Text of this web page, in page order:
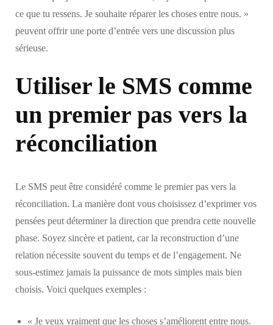
ce que tu ressens. Je souhaite réparer les choses entre nous. »
peuvent offrir une porte d’entrée vers une discussion plus
sérieuse.
Utiliser le SMS comme
un premier pas vers la
réconciliation
Le SMS peut être considéré comme le premier pas vers la
réconciliation. La manière dont vous choisissez d’exprimer vos
pensées peut déterminer la direction que prendra cette nouvelle
phase. Soyez sincère et patient, car la reconstruction d’une
relation nécessite souvent du temps et de l’engagement. Ne
sous-estimez jamais la puissance de mots simples mais bien
choisis. Voici quelques exemples :
« Je veux vraiment que les choses s’améliorent entre nous.